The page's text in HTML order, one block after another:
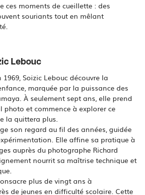
ces moments de cueillette : des
souriants tout en mêlant
Lebouc
Soizic Lebouc découvre la
marquée par la puissance des
À seulement sept ans, elle prend
photo et commence à explorer ce
la quittera plus.
son regard au fil des années, guidée
Elle affine sa pratique à
auprès du photographe Richard
nourrit sa maîtrise technique et
plus de vingt ans à
de jeunes en difficulté scolaire. Cette